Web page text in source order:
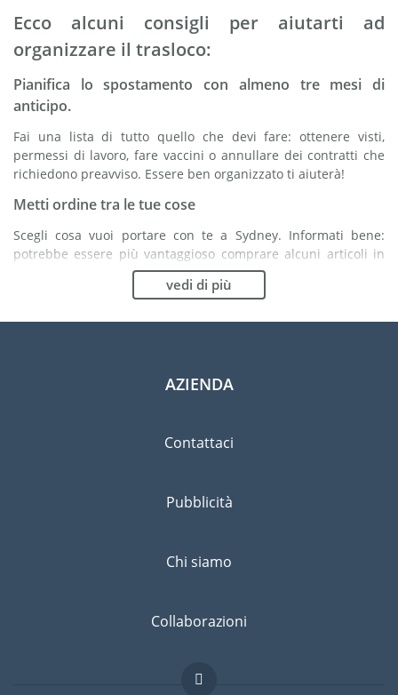
Ecco alcuni consigli per aiutarti ad
organizzare il trasloco:
Pianifica lo spostamento con almeno tre mesi di
anticipo.
Fai una lista di tutto quello che devi fare: ottenere visti,
permessi di lavoro, fare vaccini o annullare dei contratti che
richiedono preavviso. Essere ben organizzato ti aiuterà!
Metti ordine tra le tue cose
Scegli cosa vuoi portare con te a Sydney. Informati bene:
potrebbe essere più vantaggioso comprare alcuni articoli in
Scegli la compagnia di traslochi più adatta ad
organizzare il tuo trasferimento a Sydney
Eliminare il rischio non è possibile quindi un'assicurazione
vedi di più
AZIENDA
Contattaci
Pubblicità
Chi siamo
Collaborazioni